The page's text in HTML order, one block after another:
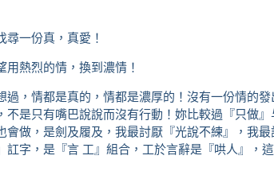
尋一份真，真愛！
用熱烈的情，換到濃情！
過，情都是真的，情都是濃厚的！沒有一份情的
不是只有嘴巴說說而沒有行動！妳比較過『只做
會做，是劍及履及，我最討厭『光說不練』，我最
訌字，是『言 工』組合，工於言辭是『哄人』，